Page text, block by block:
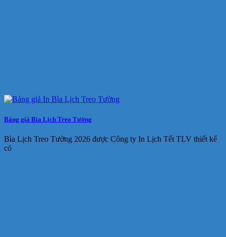
Bảng giá Bìa Lịch Treo Tường
Bìa Lịch Treo Tường 2026 được Công ty In Lịch Tết TLV thiết kế
có